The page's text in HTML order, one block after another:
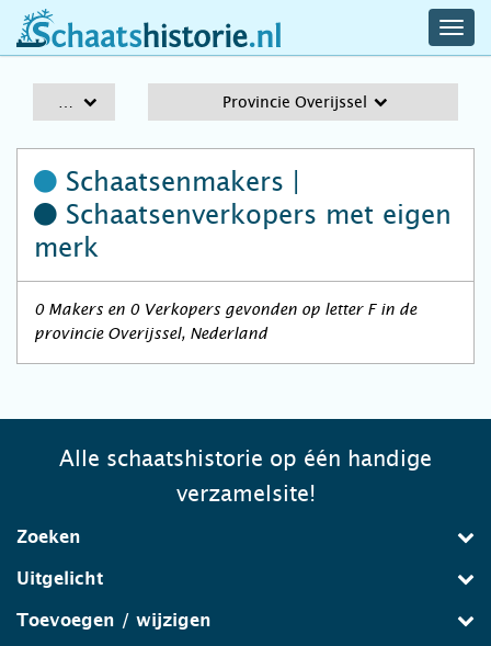
schaatshistorie.nl
Provincie Overijssel
Schaatsenmakers |
Schaatsenverkopers met eigen
merk
0 Makers en 0 Verkopers gevonden op letter F in de
provincie Overijssel, Nederland
Alle schaatshistorie op één handige
verzamelsite!
Zoeken
Uitgelicht
Toevoegen / wijzigen